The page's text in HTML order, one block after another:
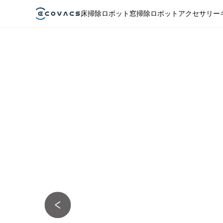
床掃除ロボット 窓掃除ロボット アクセサリー